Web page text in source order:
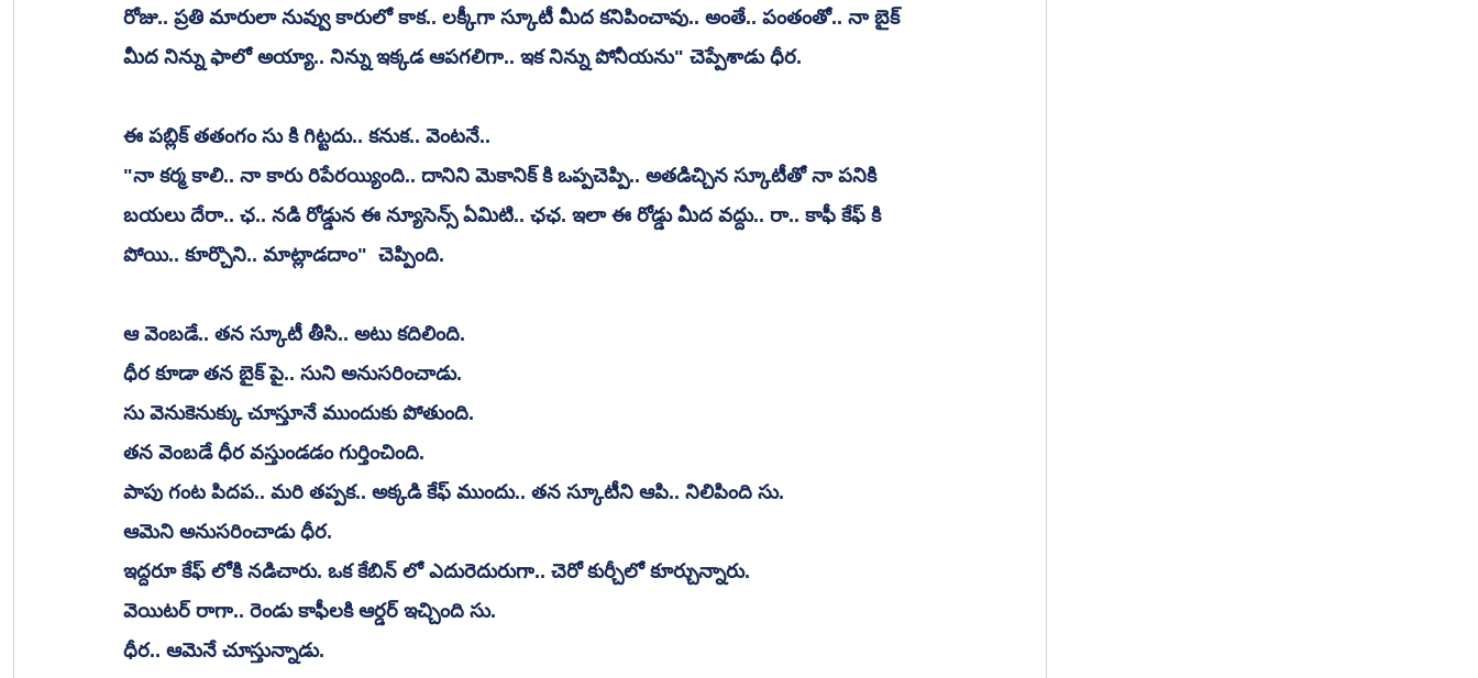
రోజు.. ప్రతి మారులా నువ్వు కారులో కాక.. లక్కీగా స్కూటీ మీద కనిపించావు.. అంతే.. పంతంతో.. నా బైక్
మీద నిన్ను ఫాలో అయ్యా.. నిన్ను ఇక్కడ ఆపగలిగా.. ఇక నిన్ను పోనీయను" చెప్పేశాడు ధీర.
ఈ పబ్లిక్ తతంగం సు కి గిట్టదు.. కనుక.. వెంటనే..
"నా కర్మ కాలి.. నా కారు రిపేరయ్యింది.. దానిని మెకానిక్ కి ఒప్పచెప్పి.. అతడిచ్చిన స్కూటీతో నా పనికి
బయలు దేరా.. ఛ.. నడి రోడ్డున ఈ న్యూసెన్స్ ఏమిటి.. ఛఛ. ఇలా ఈ రోడ్డు మీద వద్దు.. రా.. కాఫీ కేఫ్ కి
పోయి.. కూర్చొని.. మాట్లాడదాం"  చెప్పింది.
ఆ వెంబడే.. తన స్కూటీ తీసి.. అటు కదిలింది.
ధీర కూడా తన బైక్ పై.. సుని అనుసరించాడు.
సు వెనుకెనుక్కు చూస్తూనే ముందుకు పోతుంది.
తన వెంబడే ధీర వస్తుండడం గుర్తించింది.
పాపు గంట పిదప.. మరి తప్పక.. అక్కడి కేఫ్ ముందు.. తన స్కూటీని ఆపి.. నిలిపింది సు.
ఆమెని అనుసరించాడు ధీర.
ఇద్దరూ కేఫ్ లోకి నడిచారు. ఒక కేబిన్ లో ఎదురెదురుగా.. చెరో కుర్చీలో కూర్చున్నారు.
వెయిటర్ రాగా.. రెండు కాఫీలకి ఆర్డర్ ఇచ్చింది సు.
ధీర.. ఆమెనే చూస్తున్నాడు.